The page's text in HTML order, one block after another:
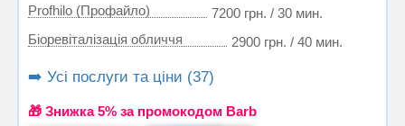
Profhilo (Профайло)
7200 грн. / 30 мин.
Біоревіталізація обличчя
2900 грн. / 40 мин.
➡️ Усі послуги та ціни (37)
🎁 Знижка 5% за промокодом Barb